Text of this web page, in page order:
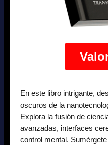
En este libro intrigante,
oscuros de la
Explora la fusión de
avanzadas, interfaces
control mental.